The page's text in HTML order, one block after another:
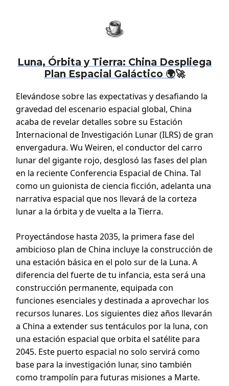
Luna, Órbita y Tierra: China Despliega
Plan Espacial Galáctico 🌍🚀
Elevándose sobre las expectativas y desafiando la
gravedad del escenario espacial global, China
acaba de revelar detalles sobre su Estación
Internacional de Investigación Lunar (ILRS) de gran
envergadura. Wu Weiren, el conductor del carro
lunar del gigante rojo, desglosó las fases del plan
en la reciente Conferencia Espacial de China. Tal
como un guionista de ciencia ficción, adelanta una
narrativa espacial que nos llevará de la corteza
lunar a la órbita y de vuelta a la Tierra.
Proyectándose hasta 2035, la primera fase del
ambicioso plan de China incluye la construcción de
una estación básica en el polo sur de la Luna. A
diferencia del fuerte de tu infancia, esta será una
construcción permanente, equipada con
funciones esenciales y destinada a aprovechar los
recursos lunares. Los siguientes diez años llevarán
a China a extender sus tentáculos por la luna, con
una estación espacial que orbita el satélite para
2045. Este puerto espacial no solo servirá como
base para la investigación lunar, sino también
como trampolín para futuras misiones a Marte.